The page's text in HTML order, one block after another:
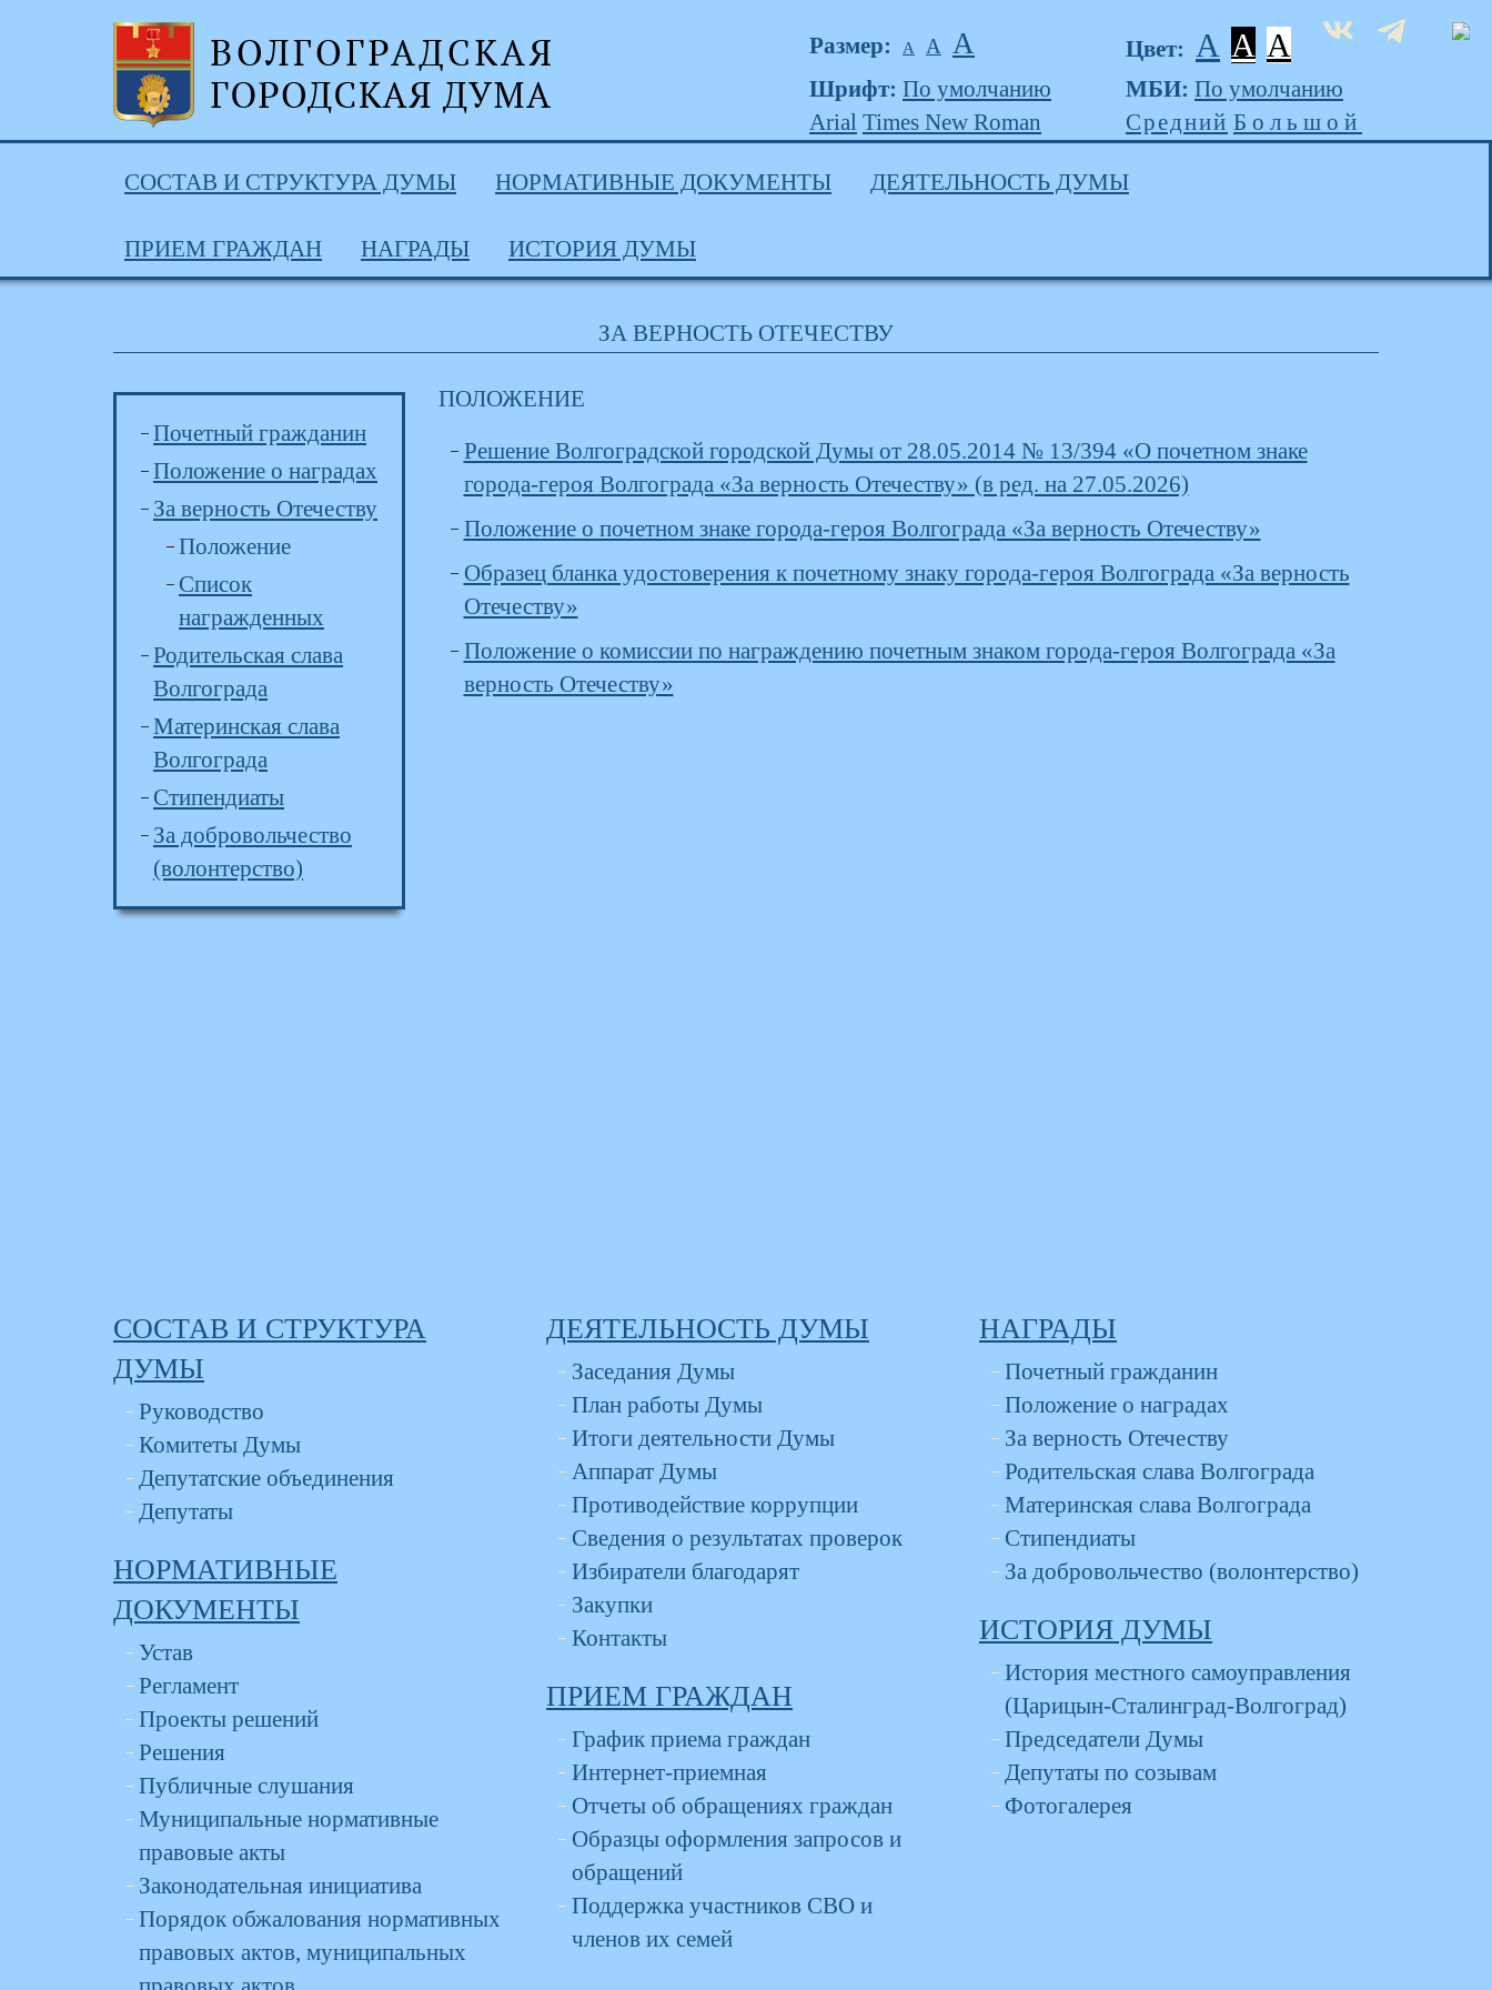
Размер: А А А Цвет: A A A
Шрифт: По умолчанию
Arial Times New Roman
МБИ: По умолчанию
Средний Большой
СОСТАВ И СТРУКТУРА ДУМЫ НОРМАТИВНЫЕ ДОКУМЕНТЫ ДЕЯТЕЛЬНОСТЬ ДУМЫ
ПРИЕМ ГРАЖДАН НАГРАДЫ ИСТОРИЯ ДУМЫ
ЗА ВЕРНОСТЬ ОТЕЧЕСТВУ
Почетный гражданин
Положение о наградах
За верность Отечеству
Положение
Список
награжденных
Родительская слава
Волгограда
Материнская слава
Волгограда
Стипендиаты
За добровольчество
(волонтерство)
ПОЛОЖЕНИЕ
Решение Волгоградской городской Думы от 28.05.2014 № 13/394 «О почетном знаке
города-героя Волгограда «За верность Отечеству» (в ред. на 27.05.2026)
Положение о почетном знаке города-героя Волгограда «За верность Отечеству»
Образец бланка удостоверения к почетному знаку города-героя Волгограда «За верность
Отечеству»
Положение о комиссии по награждению почетным знаком города-героя Волгограда «За
верность Отечеству»
СОСТАВ И СТРУКТУРА
ДУМЫ
Руководство
Комитеты Думы
Депутатские объединения
Депутаты
НОРМАТИВНЫЕ
ДОКУМЕНТЫ
Устав
Регламент
Проекты решений
Решения
Публичные слушания
Муниципальные нормативные
правовые акты
Законодательная инициатива
Порядок обжалования нормативных
правовых актов, муниципальных
ДЕЯТЕЛЬНОСТЬ ДУМЫ
Заседания Думы
План работы Думы
Итоги деятельности Думы
Аппарат Думы
Противодействие коррупции
Сведения о результатах проверок
Избиратели благодарят
Закупки
Контакты
ПРИЕМ ГРАЖДАН
График приема граждан
Интернет-приемная
Отчеты об обращениях граждан
Образцы оформления запросов и
обращений
Поддержка участников СВО и
членов их семей
НАГРАДЫ
Почетный гражданин
Положение о наградах
За верность Отечеству
Родительская слава Волгограда
Материнская слава Волгограда
Стипендиаты
За добровольчество (волонтерство)
ИСТОРИЯ ДУМЫ
История местного самоуправления
(Царицын-Сталинград-Волгоград)
Председатели Думы
Депутаты по созывам
Фотогалерея